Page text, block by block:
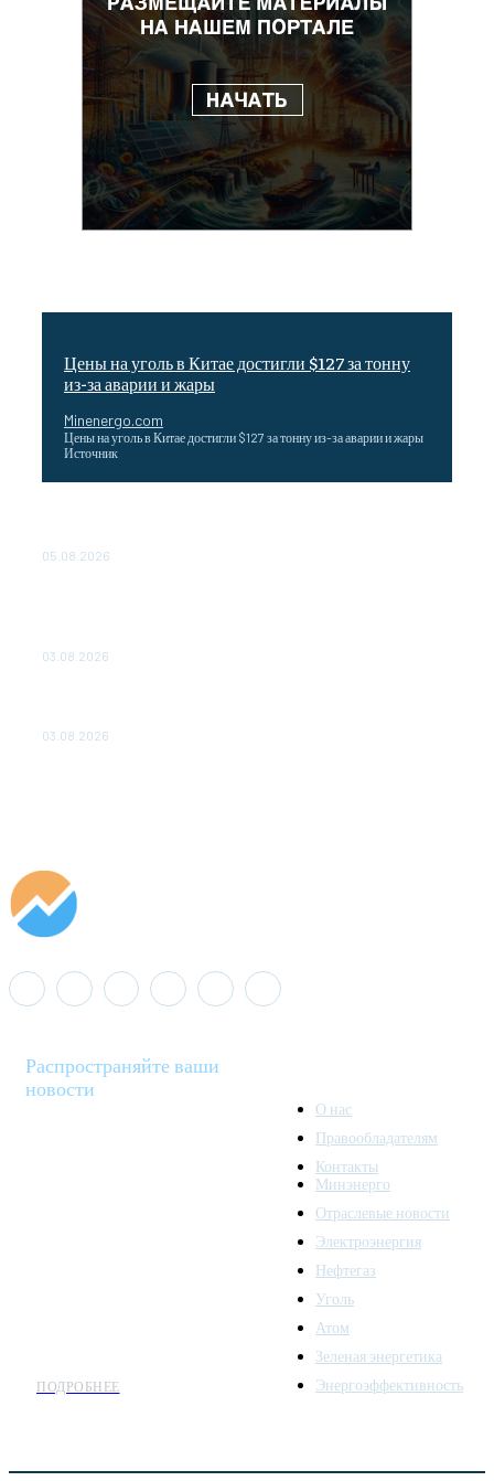
Цены на уголь в Китае достигли $127 за тонну
из-за аварии и жары
Minenergo.com
Цены на уголь в Китае достигли $127 за тонну из-за аварии и жары
Источник
05.08.2026
03.08.2026
03.08.2026
Распространяйте ваши
новости
ПОДРОБНЕЕ
О нас
Правообладателям
Контакты
Минэнерго
Отраслевые новости
Электроэнергия
Нефтегаз
Уголь
Атом
Зеленая энергетика
Энергоэффективность